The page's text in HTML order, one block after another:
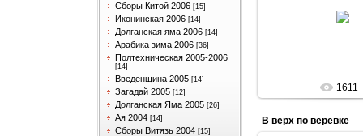
Сборы Китой 2006 [15]
Иконинская 2006 [14]
Долганская яма 2006 [14]
Арабика зима 2006 [36]
Полтехническая 2005-2006
[14]
Введенщина 2005 [14]
Загадай 2005 [12]
Долганская Яма 2005 [26]
Ая 2004 [14]
Сборы Витязь 2004 [15]
1611
В верх по веревке